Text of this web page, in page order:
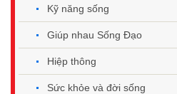
Kỹ năng sống
Giúp nhau Sống Đạo
Hiệp thông
Sức khỏe và đời sống